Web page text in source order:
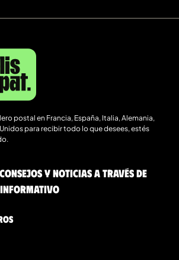
postal en Francia, España, Italia, Alemania,
para recibir todo lo que desees, estés
y noticias a través de